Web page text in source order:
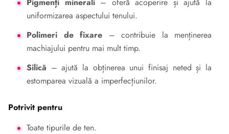
uniformizarea aspectului tenului.
Polimeri de fixare – contribuie la menținerea
machiajului pentru mai mult timp.
Silică – ajută la obținerea unui finisaj neted și la
estomparea vizuală a imperfecțiunilor.
Potrivit pentru
Toate tipurile de ten.